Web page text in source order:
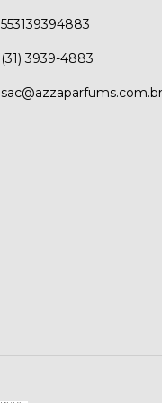
553139394883
(31) 3939-4883
sac@azzaparfums.com.br